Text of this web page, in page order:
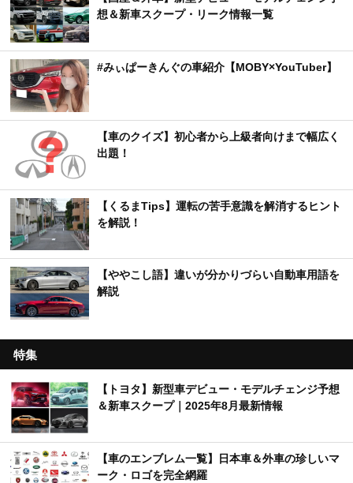
想＆新車スクープ・リーク情報一覧
#みぃぱーきんぐの車紹介【MOBY×YouTuber】
【車のクイズ】初心者から上級者向けまで幅広く
出題！
【くるまTips】運転の苦手意識を解消するヒント
を解説！
【ややこし語】違いが分かりづらい自動車用語を
解説
特集
【トヨタ】新型車デビュー・モデルチェンジ予想
＆新車スクープ｜2025年8月最新情報
【車のエンブレム一覧】日本車＆外車の珍しいマ
ーク・ロゴを完全網羅